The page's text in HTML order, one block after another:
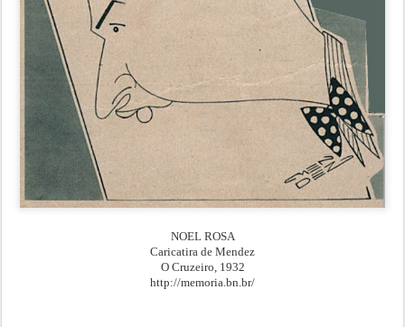
NOEL ROSA
Caricatira de Mendez
O Cruzeiro, 1932
http://memoria.bn.br/